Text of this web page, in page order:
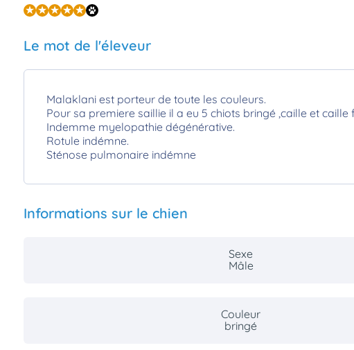
Le mot de l'éleveur
Malaklani est porteur de toute les couleurs.
Pour sa premiere saillie il a eu 5 chiots bringé ,caille et caille
Indemme myelopathie dégénérative.
Rotule indémne.
Sténose pulmonaire indémne
Informations sur le chien
Sexe
Mâle
Couleur
bringé